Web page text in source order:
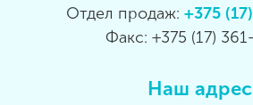
Отдел продаж: +375
Факс: +375 (17)
Наш адрес